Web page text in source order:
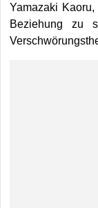
Yamazaki
Beziehung zu